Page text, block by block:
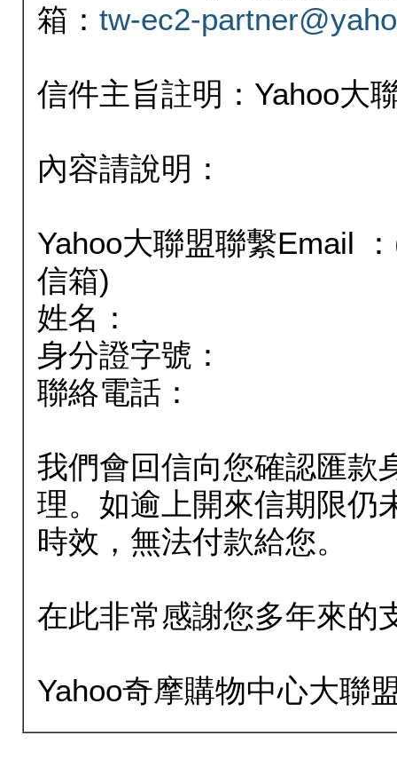
箱： tw-ec2-
信件主旨註明：Yahoo大
內容請說明：
Yahoo大聯盟聯繫Email
信箱)
姓名：
身分證字號：
聯絡電話：
我們會回信向您確認匯款
理。如逾上開來信期限仍
時效，無法付款給您。
在此非常感謝您多年來的
Yahoo奇摩購物中心大